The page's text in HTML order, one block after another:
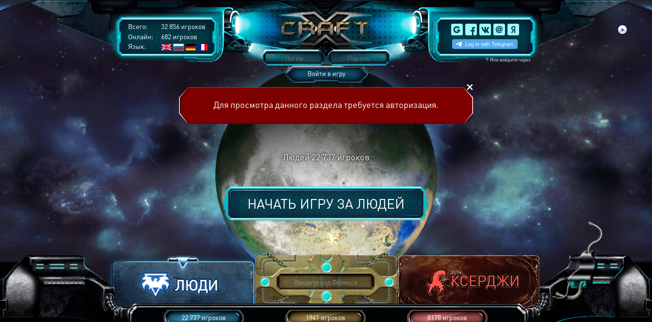
Всего:
32 856 игроков
Онлайн:
682 игроков
Язык:
↑Или войдите через
Войти в игру
Для просмотра данного раздела требуется авторизация.
Людей 22 737игроков
НАЧАТЬ ИГРУ ЗАЛЮДЕЙ
22 737 игроков 1941 игроков 8178 игроков